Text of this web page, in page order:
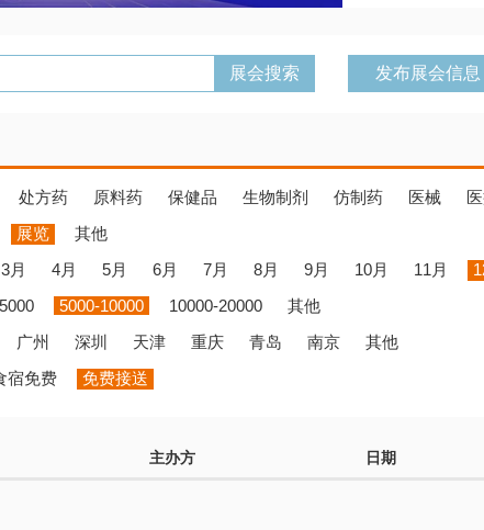
发布展会信息
处方药 原料药 保健品 生物制剂 仿制药 医械
展览
其他
3月 4月 5月 6月 7月 8月 9月 10月 11月
5000-10000 10000-20000
其他
广州 深圳 天津 重庆 青岛 南京
其他
宿免费 免费接送
主办方 日期